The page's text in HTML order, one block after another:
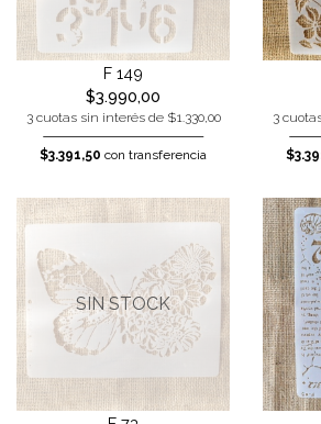
F 149
$3.990,00
3 cuotas sin interés de $1.330,00
$3.391,50 con transferencia
3
SIN STOCK